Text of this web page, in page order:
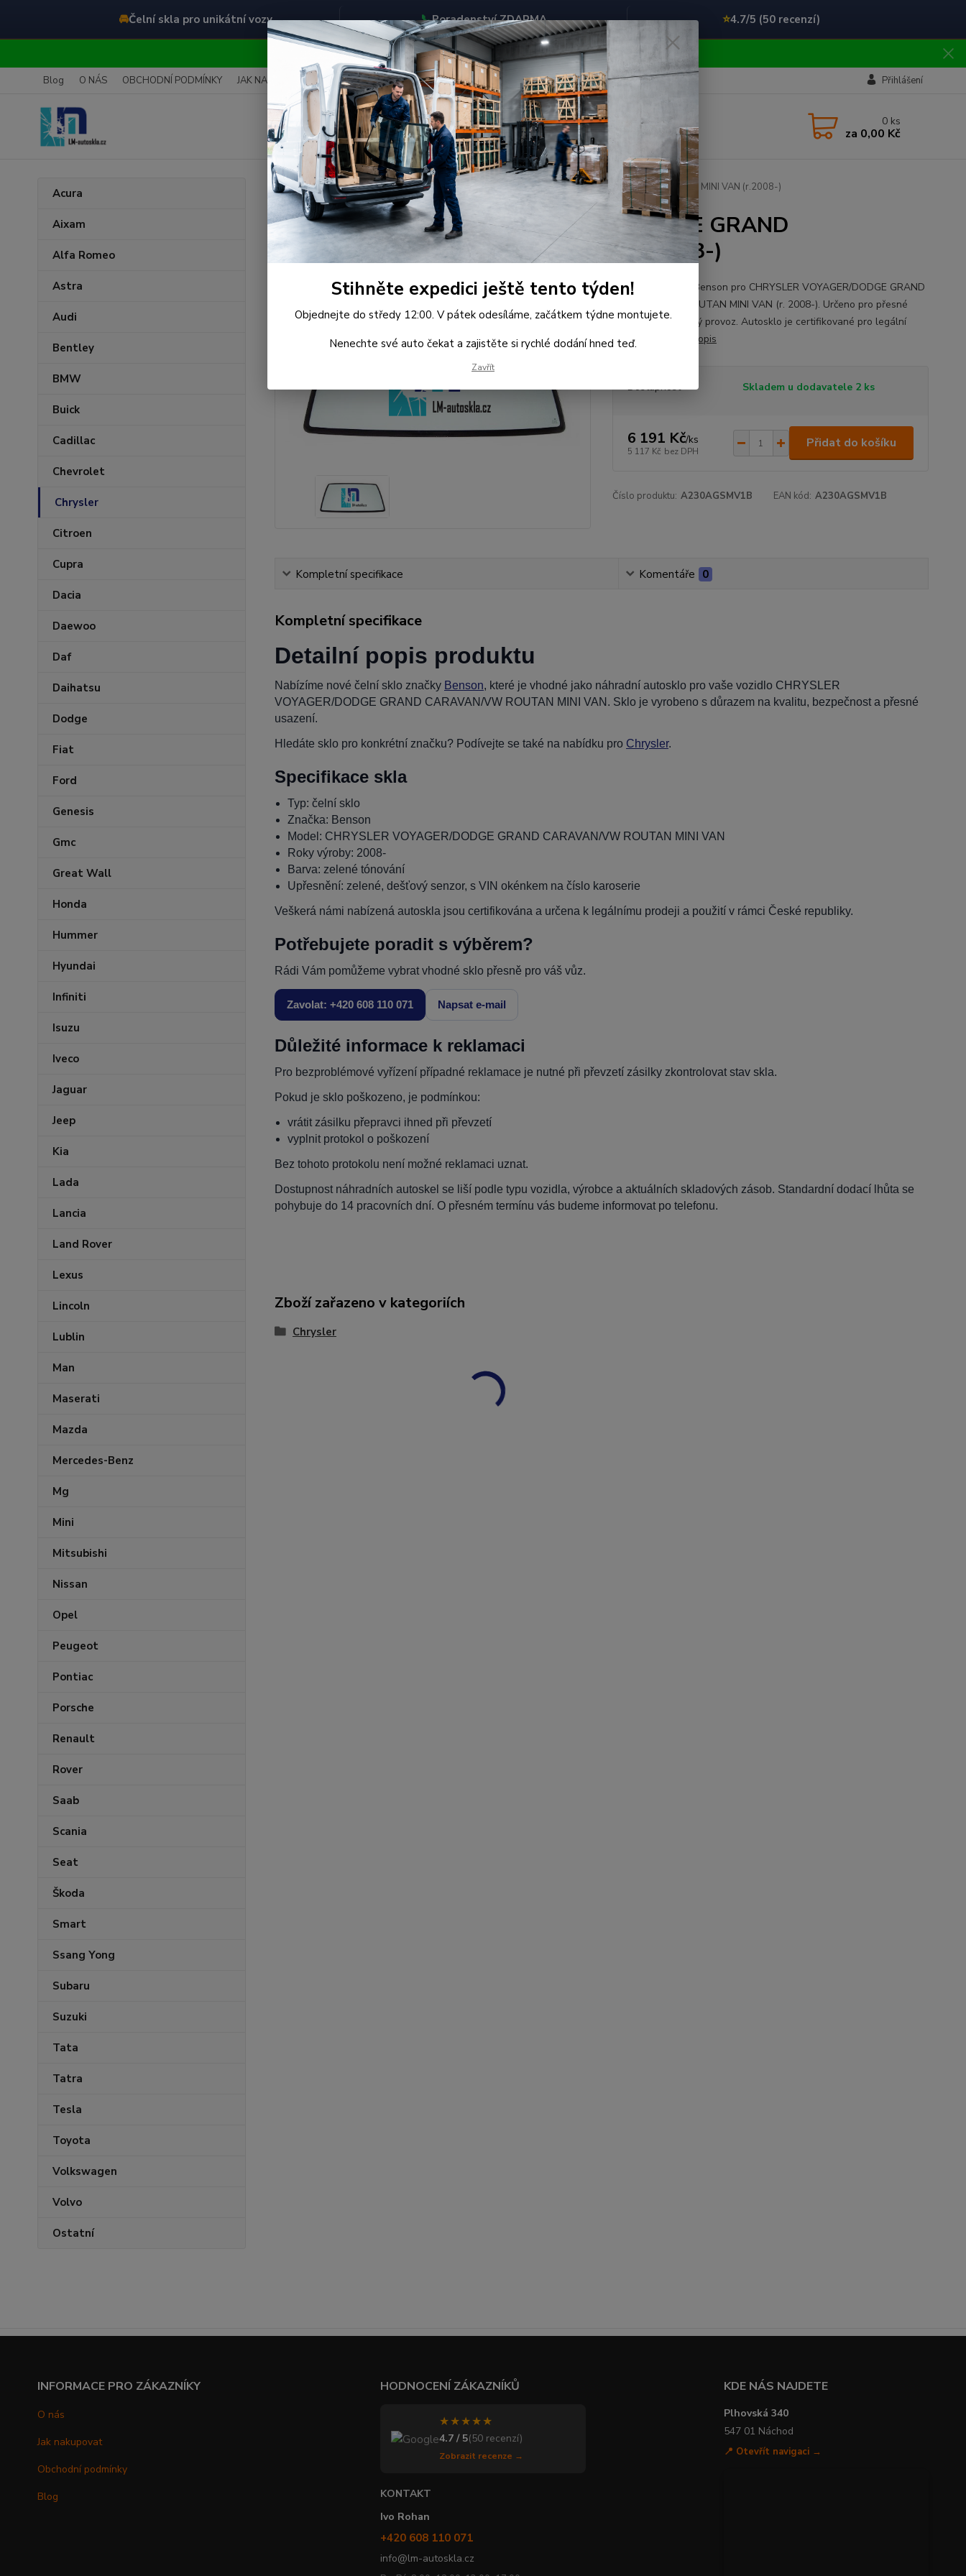
🚘Čelní skla pro unikátní vozy 📞Poradenství ZDARMA ⭐4.7/5 (50 recenzí)
OBJEDNÁVEJTE DO STŘEDY 12:00 - KAŽDÝ PÁTEK EXPEDUJEME!!
Blog O NÁS OBCHODNÍ PODMÍNKY JAK NAKUPOVAT KONTAKTY Přihlášení
Hledat 0 ks
za 0,00 Kč
Acura
Aixam
Alfa Romeo
Astra
Audi
Bentley
BMW
Buick
Cadillac
Chevrolet
Chrysler
Citroen
Cupra
Dacia
Daewoo
Daf
Daihatsu
Dodge
Fiat
Ford
Genesis
Gmc
Great Wall
Honda
Hummer
Hyundai
Infiniti
Isuzu
Iveco
Jaguar
Jeep
Kia
Lada
Lancia
Land Rover
Lexus
Lincoln
Lublin
Man
Maserati
Mazda
Mercedes-Benz
Mg
Mini
Mitsubishi
Nissan
Opel
Peugeot
Pontiac
Porsche
Renault
Rover
Saab
Scania
Seat
Škoda
Smart
Ssang Yong
Subaru
Suzuki
Tata
Tatra
Tesla
Toyota
Volkswagen
Volvo
Ostatní
Úvod Chrysler Čelní Sklo - CHRYSLER VOYAGER/DODGE GRAND CARAVAN/VW ROUTAN MINI VAN (r.2008-)
Čelní Sklo - CHRYSLER VOYAGER/DODGE GRAND
CARAVAN/VW ROUTAN MINI VAN (r.2008-)
Kvalitní čelní sklo Benson pro CHRYSLER VOYAGER/DODGE GRAND
CARAVAN/VW ROUTAN MINI VAN (r. 2008-). Určeno pro přesné
usazení a bezpečný provoz. Autosklo je certifikované pro legální
použití v ČR.
celý popis
Dostupnost Skladem u dodavatele 2 ks
6 191 Kč/ks
5 117 Kč bez DPH
Přidat do košíku
Číslo produktu: A230AGSMV1B EAN kód: A230AGSMV1B
Kompletní specifikace Komentáře 0
Kompletní specifikace
Detailní popis produktu
Nabízíme nové čelní sklo značky Benson, které je vhodné jako náhradní autosklo pro vaše vozidlo CHRYSLER
VOYAGER/DODGE GRAND CARAVAN/VW ROUTAN MINI VAN. Sklo je vyrobeno s důrazem na kvalitu, bezpečnost a přesné
usazení.
Hledáte sklo pro konkrétní značku? Podívejte se také na nabídku pro Chrysler.
Specifikace skla
Typ: čelní sklo
Značka: Benson
Model: CHRYSLER VOYAGER/DODGE GRAND CARAVAN/VW ROUTAN MINI VAN
Roky výroby: 2008-
Barva: zelené tónování
Upřesnění: zelené, dešťový senzor, s VIN okénkem na číslo karoserie
Veškerá námi nabízená autoskla jsou certifikována a určena k legálnímu prodeji a použití v rámci České republiky.
Potřebujete poradit s výběrem?
Rádi Vám pomůžeme vybrat vhodné sklo přesně pro váš vůz.
Zavolat: +420 608 110 071 Napsat e-mail
Důležité informace k reklamaci
Pro bezproblémové vyřízení případné reklamace je nutné při převzetí zásilky zkontrolovat stav skla.
Pokud je sklo poškozeno, je podmínkou:
vrátit zásilku přepravci ihned při převzetí
vyplnit protokol o poškození
Bez tohoto protokolu není možné reklamaci uznat.
Dostupnost náhradních autoskel se liší podle typu vozidla, výrobce a aktuálních skladových zásob. Standardní dodací lhůta se
pohybuje do 14 pracovních dní. O přesném termínu vás budeme informovat po telefonu.
Zboží zařazeno v kategoriích
Chrysler
INFORMACE PRO ZÁKAZNÍKY
O nás
Jak nakupovat
Obchodní podmínky
Blog
HODNOCENÍ ZÁKAZNÍKŮ
★★★★★
4.7 / 5(50 recenzí)
Zobrazit recenze →
KONTAKT
Ivo Rohan
+420 608 110 071
info@lm-autoskla.cz
KDE NÁS NAJDETE
Plhovská 340
547 01 Náchod
📍 Otevřít navigaci →
Stihněte expedici ještě tento týden!
Objednejte do středy 12:00. V pátek odesíláme, začátkem týdne montujete.
Nenechte své auto čekat a zajistěte si rychlé dodání hned teď.
Zavřít